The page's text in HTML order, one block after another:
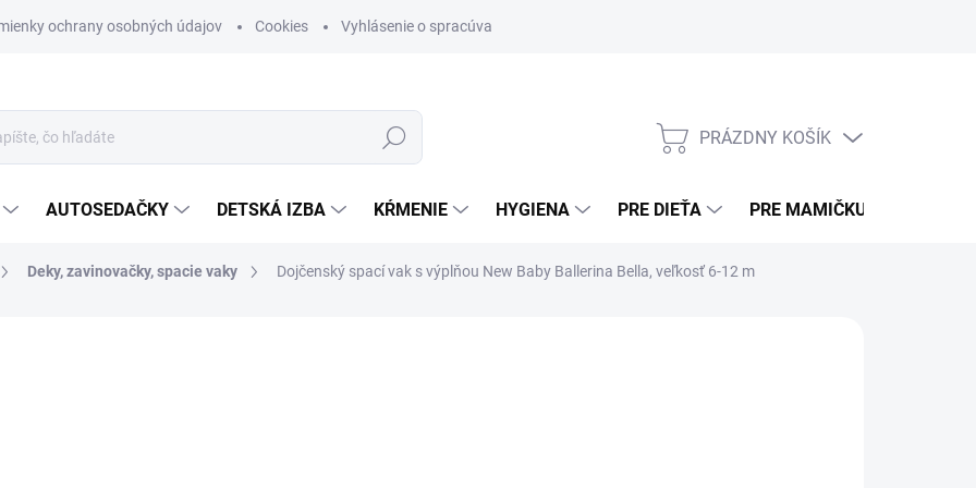
ochrany osobných údajov Cookies Vyhlásenie o spracúvaní osobných údajov (sociálne siete)
Hľadať NÁKUPNÝ KOŠÍK
PRÁZDNY KOŠÍK
AUTOSEDAČKY DETSKÁ IZBA KŔMENIE HYGIENA PRE DIEŤA PRE MAMIČKU
Deky, zavinovačky, spacie vaky Dojčenský spací vak s výplňou New Baby Ballerina Bella, veľkosť 6-12 m